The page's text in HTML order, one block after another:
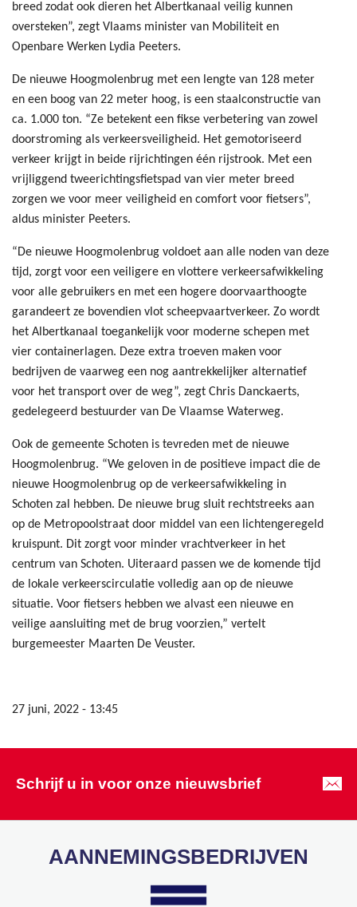
breed zodat ook dieren het Albertkanaal veilig kunnen
oversteken”, zegt Vlaams minister van Mobiliteit en
Openbare Werken Lydia Peeters.
De nieuwe Hoogmolenbrug met een lengte van 128 meter
en een boog van 22 meter hoog, is een staalconstructie van
ca. 1.000 ton. “Ze betekent een fikse verbetering van zowel
doorstroming als verkeersveiligheid. Het gemotoriseerd
verkeer krijgt in beide rijrichtingen één rijstrook. Met een
vrijliggend tweerichtingsfietspad van vier meter breed
zorgen we voor meer veiligheid en comfort voor fietsers”,
aldus minister Peeters.
“De nieuwe Hoogmolenbrug voldoet aan alle noden van deze
tijd, zorgt voor een veiligere en vlottere verkeersafwikkeling
voor alle gebruikers en met een hogere doorvaarthoogte
garandeert ze bovendien vlot scheepvaartverkeer. Zo wordt
het Albertkanaal toegankelijk voor moderne schepen met
vier containerlagen. Deze extra troeven maken voor
bedrijven de vaarweg een nog aantrekkelijker alternatief
voor het transport over de weg”, zegt Chris Danckaerts,
gedelegeerd bestuurder van De Vlaamse Waterweg.
Ook de gemeente Schoten is tevreden met de nieuwe
Hoogmolenbrug. “We geloven in de positieve impact die de
nieuwe Hoogmolenbrug op de verkeersafwikkeling in
Schoten zal hebben. De nieuwe brug sluit rechtstreeks aan
op de Metropoolstraat door middel van een lichtengeregeld
kruispunt. Dit zorgt voor minder vrachtverkeer in het
centrum van Schoten. Uiteraard passen we de komende tijd
de lokale verkeerscirculatie volledig aan op de nieuwe
situatie. Voor fietsers hebben we alvast een nieuwe en
veilige aansluiting met de brug voorzien,” vertelt
burgemeester Maarten De Veuster.
27 juni, 2022 - 13:45
Schrijf u in voor onze nieuwsbrief
AANNEMINGSBEDRIJVEN